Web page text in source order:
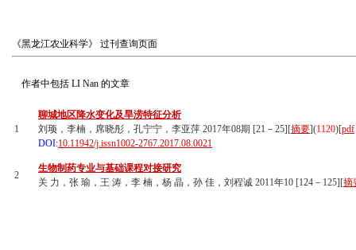
《黑龙江农业科学》 过刊查询页面
作者中包括 LI Nan 的文章
1
聊城地区降水变化及旱涝特征分析
刘顼，李楠，席晓彤，孔宁宁，李亚萍 2017年08期 [21－25][摘要](1120)[pdf
DOI:10.11942/j.issn1002-2767.2017.08.0021
2
生物制药专业与基础课程对接研究
关 力，张 瑜，王 涛，李 楠，杨 晶，孙 佳，刘程诚 2011年10 [124－125][摘